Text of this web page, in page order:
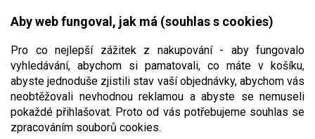
Aby web fungoval, jak má (souhlas s cookies)
Pro co nejlepší zážitek z nakupování - aby fungovalo
vyhledávání, abychom si pamatovali, co máte v košíku,
abyste jednoduše zjistili stav vaší objednávky, abychom vás
neobtěžovali nevhodnou reklamou a abyste se nemuseli
pokaždé přihlašovat. Proto od vás potřebujeme souhlas se
zpracováním souborů cookies.
CZK
NÁKUPNÍ
NAHRÁVAČ ONE TIMER PASSER
1346